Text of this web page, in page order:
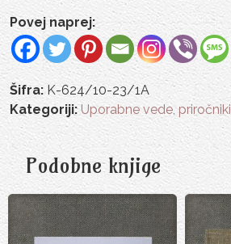
Povej naprej:
Šifra: K-624/10-23/1A
Kategoriji:Uporabne vede, priročniki
Podobne knjige